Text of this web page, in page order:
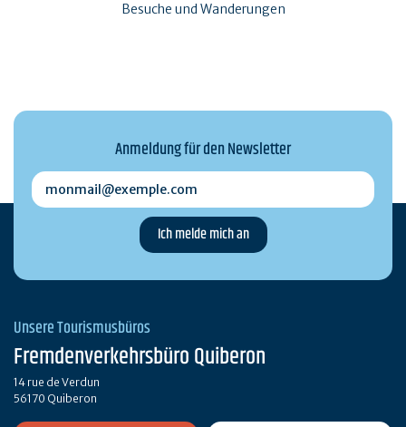
Besuche und Wanderungen
Anmeldung für den Newsletter
monmail@exemple.com
Unsere Tourismusbüros
Fremdenverkehrsbüro Quiberon
14 rue de Verdun
56170 Quiberon